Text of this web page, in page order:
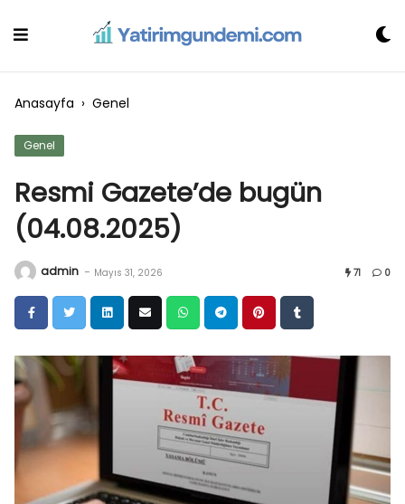
Anasayfa › Genel
Genel
Resmi Gazete’de bugün
(04.08.2025)
admin - Mayıs 31, 2026 71 0